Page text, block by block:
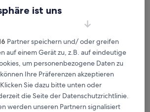
Győr-Pér Intl. (QGY) entfernt
(98 Bewertungen)
Der
Preis
79 €
inkl. Steuern & Gebühren
ist uns
Partner speichern und/ oder greifen
auf einem Gerät zu, z.B. auf eindeutige
um personenbezogene Daten zu
Ihre Präferenzen akzeptieren
Sie dazu bitte unten oder
die Seite der Datenschutzrichtlinie.
werden unseren Partnern signalisiert